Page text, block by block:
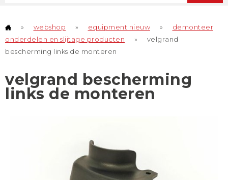
» webshop » equipment nieuw »
demonteer
onderdelen en slijtage producten
»
velgrand
bescherming links de monteren
velgrand bescherming
links de monteren